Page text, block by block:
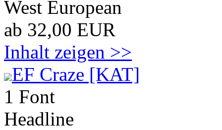
West European
ab 32,00 EUR
Inhalt zeigen >>
EF Craze [KAT]
1 Font
Headline